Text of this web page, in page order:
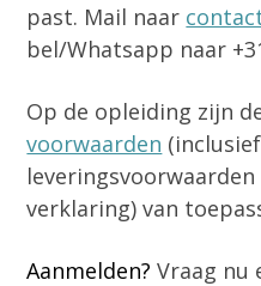
past. Mail naar
bel/Whatsapp naar
Op de opleiding zijn
voorwaarden
leveringsvoorwaarden
verklaring) van
Aanmelden? Vraag nu